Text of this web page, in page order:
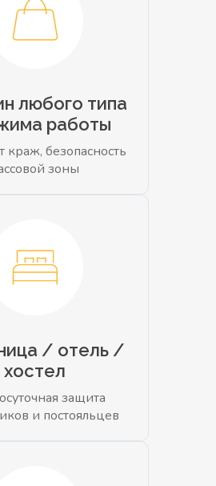
любого типа
работы
краж, безопасность
зоны
/ отель /
хостел
защита
и постояльцев